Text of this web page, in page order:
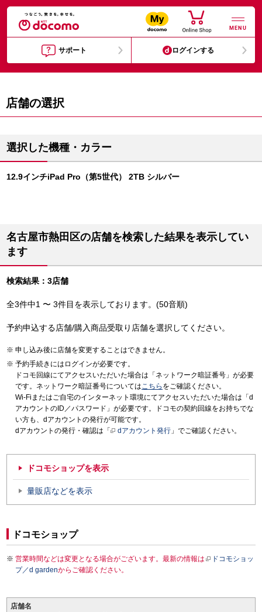
MENU
サポート ログインする
店舗の選択
選択した機種・カラー
12.9インチiPad Pro（第5世代） 2TB シルバー
名古屋市熱田区の店舗を検索した結果を表示してい
ます
検索結果：3店舗
全3件中1 〜 3件目を表示しております。(50音順)
予約申込する店舗/購入商品受取り店舗を選択してください。
申し込み後に店舗を変更することはできません。
予約手続きにはログインが必要です。
ドコモ回線にてアクセスいただいた場合は「ネットワーク暗証番号」が必要
です。ネットワーク暗証番号についてはこちら をご確認ください。
Wi-Fiまたはご自宅のインターネット環境にてアクセスいただいた場合は「d
アカウントのID／パスワード」が必要です。ドコモの契約回線をお持ちでな
い方も、dアカウントの発行が可能です。
dアカウントの発行・確認は「
dアカウント発行 」でご確認ください。
ドコモショップを表示
量販店などを表示
ドコモショップ
営業時間などは変更となる場合がございます。最新の情報は
ドコモショッ
プ／d gardenからご確認ください。
店舗名